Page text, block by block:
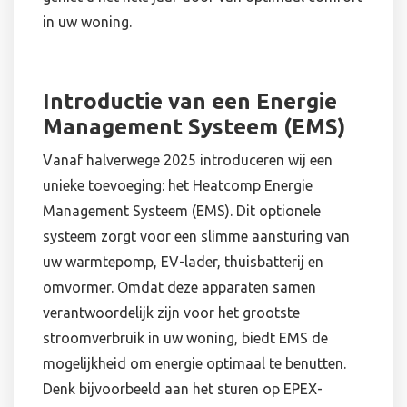
in uw woning.
Introductie van een Energie
Management Systeem (EMS)
Vanaf halverwege 2025 introduceren wij een
unieke toevoeging: het Heatcomp Energie
Management Systeem (EMS). Dit optionele
systeem zorgt voor een slimme aansturing van
uw warmtepomp, EV-lader, thuisbatterij en
omvormer. Omdat deze apparaten samen
verantwoordelijk zijn voor het grootste
stroomverbruik in uw woning, biedt EMS de
mogelijkheid om energie optimaal te benutten.
Denk bijvoorbeeld aan het sturen op EPEX-